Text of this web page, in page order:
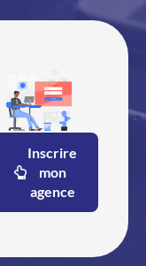
Inscrire
mon
agence